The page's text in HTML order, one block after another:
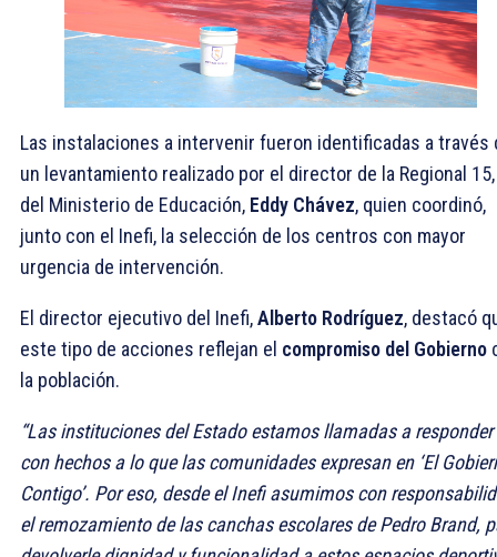
Las instalaciones a intervenir fueron identificadas a través
un levantamiento realizado por el director de la Regional 15,
del Ministerio de Educación, Eddy Chávez, quien coordinó,
junto con el Inefi, la selección de los centros con mayor
urgencia de intervención.
El director ejecutivo del Inefi,Alberto Rodríguez, destacó
este tipo de acciones reflejan el compromiso del Gobierno
la población.
“Las instituciones del Estado estamos llamadas a responder
con hechos a lo que las comunidades expresan en ‘El
Contigo’. Por eso, desde el Inefi asumimos con
el remozamiento de las canchas escolares de Pedro Brand,